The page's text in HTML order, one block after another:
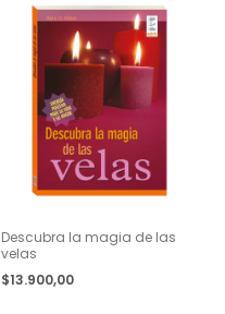
Descubra la magia de las
velas
$13.900,00